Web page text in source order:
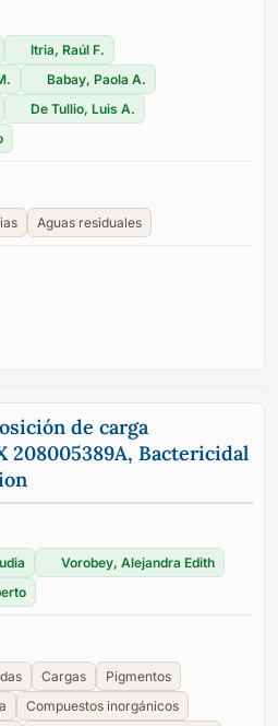
Itria, Raúl F.
Babay, Paola A.
De Tullio, Luis A.
Aguas residuales
de carga
208005389A, Bactericidal
Vorobey, Alejandra Edith
Cargas
Pigmentos
Compuestos inorgánicos